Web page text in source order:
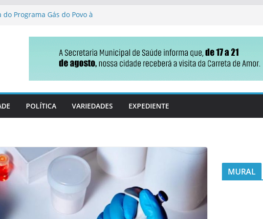
Programa Gás do Povo à
parlamentar no projeto
reforma tributária que
POLÍTICA VARIEDADES EXPEDIENTE
MURAL